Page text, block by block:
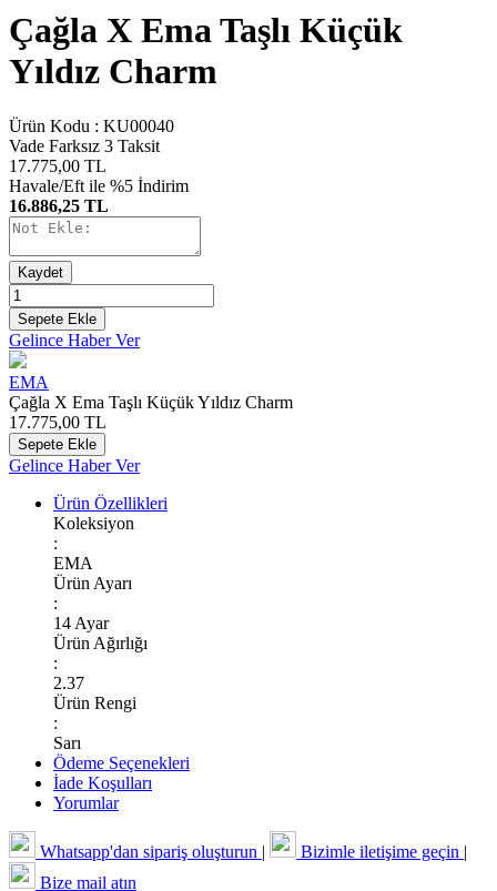
Çağla X Ema Taşlı Küçük
Yıldız Charm
Ürün Kodu : KU00040
Vade Farksız 3 Taksit
17.775,00 TL
Havale/Eft ile %5 İndirim
16.886,25 TL
Kaydet
Sepete Ekle
Gelince Haber Ver
EMA
Çağla X Ema Taşlı Küçük Yıldız Charm
17.775,00 TL
Sepete Ekle
Gelince Haber Ver
Ürün Özellikleri
Koleksiyon
:
EMA
Ürün Ayarı
:
14 Ayar
Ürün Ağırlığı
:
2.37
Ürün Rengi
:
Sarı
Ödeme Seçenekleri
İade Koşulları
Yorumlar
Whatsapp'dan sipariş oluşturun | Bizimle iletişime geçin |
Bize mail atın